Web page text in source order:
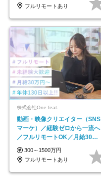
フルリモートあり
株式会社One feat.
動画・映像クリエイター（SNS
マーケ）／経験ゼロから一流へ
／フルリモートOK／月給30万
円～／年休130日以上
300～1500万円
フルリモートあり